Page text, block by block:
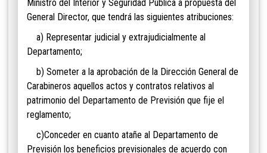
Ministro del Interior y Seguridad Pública a propuesta del
General Director, que tendrá las siguientes atribuciones:
a) Representar judicial y extrajudicialmente al
Departamento;
b) Someter a la aprobación de la Dirección General de
Carabineros aquellos actos y contratos relativos al
patrimonio del Departamento de Previsión que fije el
reglamento;
c)Conceder en cuanto atañe al Departamento de
Previsión los beneficios previsionales de acuerdo con